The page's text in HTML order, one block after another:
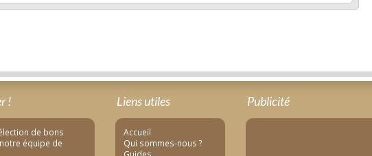
!
de bons
équipe de
Liens utiles
Accueil
Qui sommes-nous ?
Publicité